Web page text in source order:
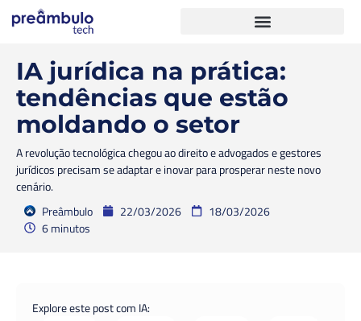
IA jurídica na prática:
tendências que estão
moldando o setor
A revolução tecnológica chegou ao direito e advogados e gestores
jurídicos precisam se adaptar e inovar para prosperar neste novo
cenário.
Preâmbulo
22/03/2026
18/03/2026
6 minutos
Explore este post com IA: